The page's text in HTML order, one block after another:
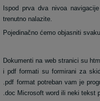
Ispod prva dva nivoa
trenutno nalazite.
Pojedinačno ćemo objasniti
Dokumenti na web stranici su
i pdf formati su formirani za
.pdf format potreban vam je
.doc Microsoft word ili neki tekst